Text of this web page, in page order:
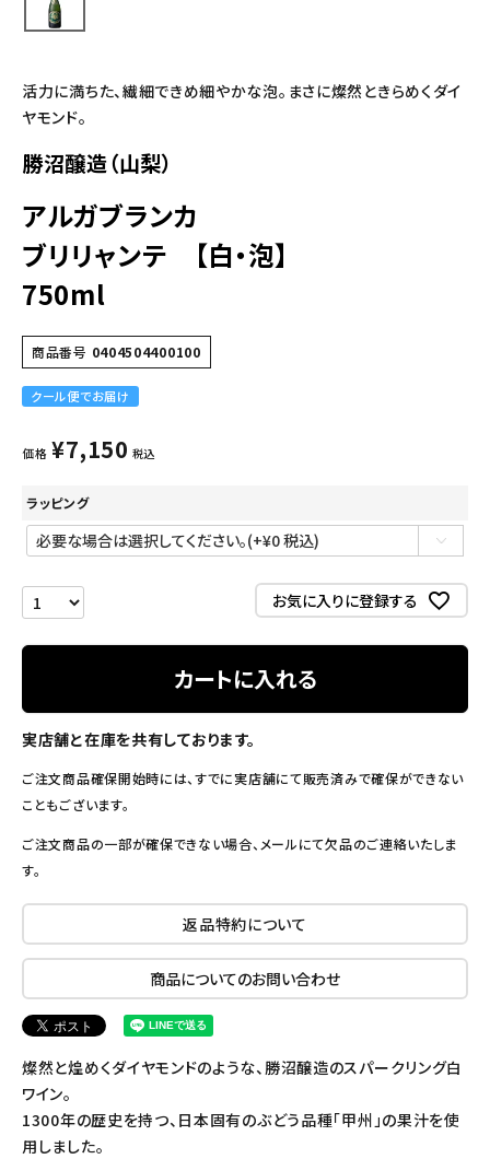
活力に満ちた、繊細できめ細やかな泡。まさに燦然ときらめくダイ
ヤモンド。
勝沼醸造（山梨）
アルガブランカ
ブリリャンテ 【白・泡】
750ml
商品番号 0404504400100
クール便でお届け
価格 ¥7,150 税込
ラッピング
お気に入りに登録する
カートに入れる
実店舗と在庫を共有しております。
ご注文商品確保開始時には、すでに実店舗にて販売済みで確保ができない
こともございます。
ご注文商品の一部が確保できない場合、メールにて欠品のご連絡いたしま
す。
返品特約について
商品についてのお問い合わせ
燦然と煌めくダイヤモンドのような、勝沼醸造のスパークリング白
ワイン。
1300年の歴史を持つ、日本固有のぶどう品種「甲州」の果汁を使
用しました。